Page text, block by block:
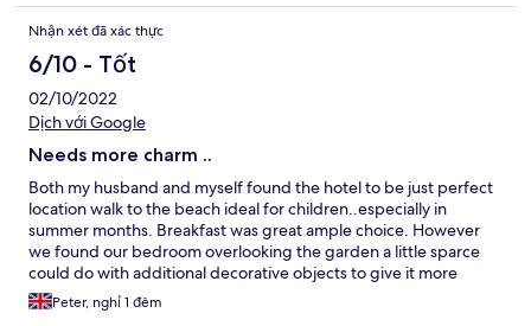
signage from the hotel to the gate is not great, so we did have
to return to the front desk to ask directions again but this time
the young lady asked one of her colleagues to show us the way.
The hotel is unique, with its past history paying a nostalgic
picture gallery tribute, throughout the hotel, to its many past
thespian guests, some I pleased to say were even 'before my
floor, was very clean and comfortable, which enabled us to get a
good peaceful nights sleep. Due to the fact that our
granddaughter's room was on the 3rd floor, we had the chance
to use the the hotel's unique folding gate lift. Whilst we
unfortunately did not get the opportunity to have an evening
meal in the restaurant, we did have an exceptional breakfast
and found the variety of food even better than some
International 5* hotels that we have stayed in. Friendly staff,
Nhận xét đã xác thực
6/10 - Tốt
02/10/2022
Dịch với Google
Needs more charm ..
Both my husband and myself found the hotel to be just perfect
location walk to the beach ideal for children..especially in
summer months. Breakfast was great ample choice. However
we found our bedroom overlooking the garden a little sparce
could do with additional decorative objects to give it more
appeal..Peter, nghỉ 1 đêm